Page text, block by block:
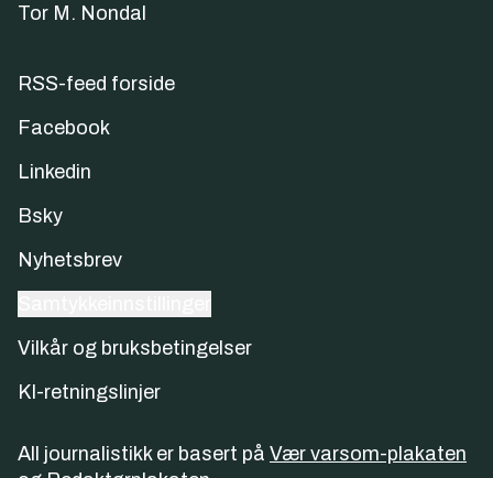
Tor M. Nondal
RSS-feed forside
Facebook
Linkedin
Bsky
Nyhetsbrev
Vilkår og bruksbetingelser
KI-retningslinjer
All journalistikk er basert på Vær varsom-plakaten